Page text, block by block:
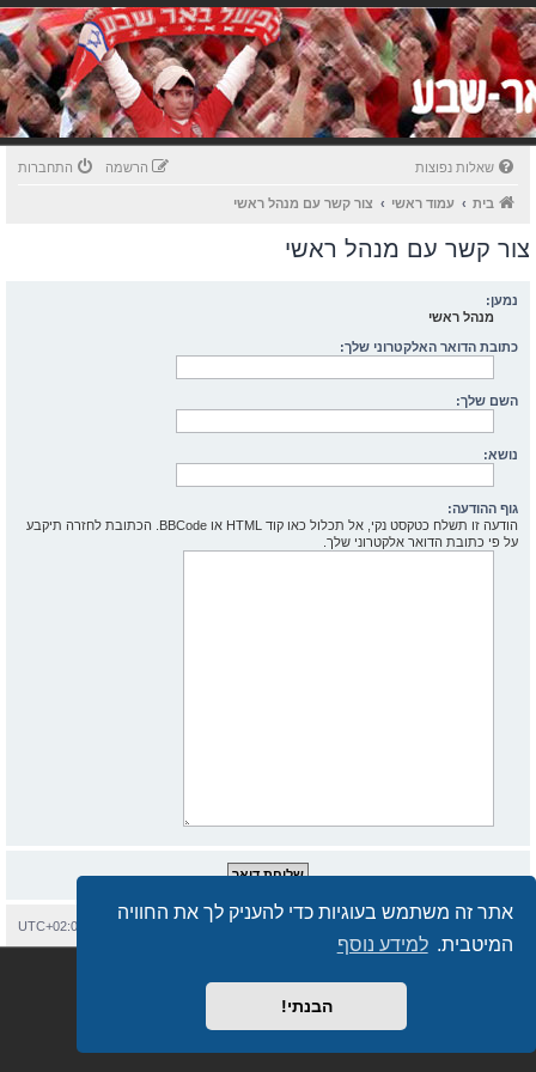
אתר זה משתמש בעוגיות כדי להעניק לך את החוויה
המיטבית. למידע נוסף
הבנתי!
שאלות נפוצות התחברות הרשמה
בית עמוד ראשי צור קשר עם מנהל ראשי
צור קשר עם מנהל ראשי
נמען:
מנהל ראשי
כתובת הדואר האלקטרוני שלך:
השם שלך:
נושא:
גוף ההודעה:
הודעה זו תשלח כטקסט נקי, אל תכלול כאו קוד HTML או BBCode. הכתובת לחזרה תיקבע
על פי כתובת הדואר אלקטרוני שלך.
UTC+02:00 מחיקת עוגיות
Revolution style by
מבוסס עלphpBB.co.il - פורומים בעברית . © 2017 - phpBB.co.il.